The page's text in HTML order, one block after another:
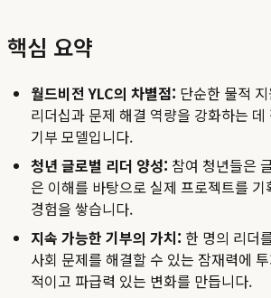
핵심 요약
월드비전 YLC의 차별점: 단순한 물적
리더십과 문제 해결 역량을 강화하는
기부 모델입니다.
청년 글로벌 리더 양성: 참여 청년들은
은 이해를 바탕으로 실제 프로젝트를
경험을 쌓습니다.
지속 가능한 기부의 가치: 한 명의 리더
사회 문제를 해결할 수 있는 잠재력에
적이고 파급력 있는 변화를 만듭니다.